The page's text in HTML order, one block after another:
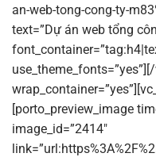
an-web-tong-cong-ty-
text=”Dự án web tổng
[porto_preview_image
image_id=”2414″